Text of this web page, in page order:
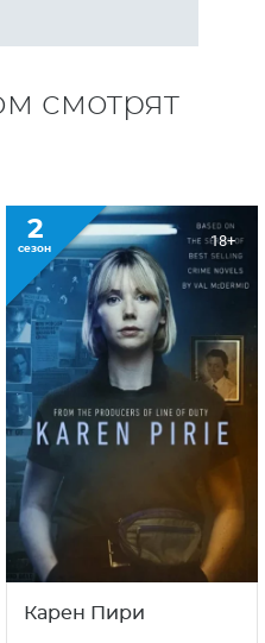
смотрят
2
сезон 18+
Карен Пири